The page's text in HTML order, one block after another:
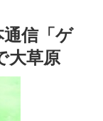
信「ゲ
大草原